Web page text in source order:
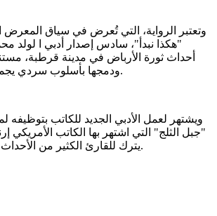
وتعتبر الرواية، التي تُعرض في سياق المعرض
"هكذا نبدأ"، سادس إصدار أدبي ا لولد
أحداث ثورة الأرباض في مدينة قرطبة،
ودمجها بأسلوب سردي يجمع بين الخيال والواقع.
ويشتهر لعمل الأدبي الجديد للكاتب بتوظيفه
"جبل الثلج" التي اشتهر بها الكاتب
يترك للقارئ الكثير من الأحداث والتفاصيل ليكتشفها.